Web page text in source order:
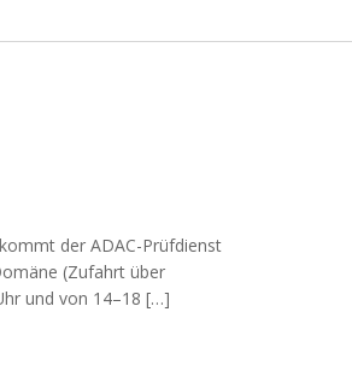
der ADAC-Prüfdienst
(Zufahrt über
und von 14–18 […]